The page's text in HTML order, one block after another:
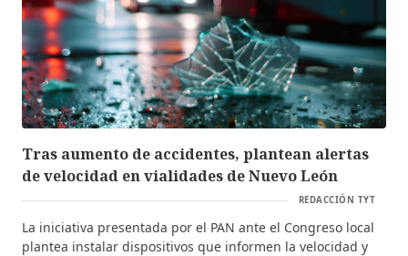
Tras aumento de accidentes, plantean alertas
de velocidad en vialidades de Nuevo León
REDACCIÓN TYT
La iniciativa presentada por el PAN ante el Congreso local
plantea instalar dispositivos que informen la velocidad y